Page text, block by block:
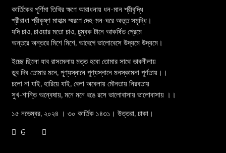
কার্তিকের পূর্ণিমা তিথির ক্ষণে আরাধনায় ধন-মান শ্রীবৃদ্ধি
শ্রীরাধা শ্রীকৃষ্ণ মাহাত্ম স্মরণে দেহ-মন-ঘরে অভূত সমৃদ্ধি।
যদি চাও, চাওয়ার মতো চাও, চুম্বক টানে আকর্ষিত প্রেমে
অন্তরে অন্তরে মিশে মিশে, আবেগে ভালোবেসে উদ্যমে উদ্যমে।
ইচ্ছে ছিলো যাব রাসমেলায় মত্ত হবো তোমার সাথে ভাবলীলায়
ডুব দিব তোমার মনে, পূণ্যস্নানে পূণ্যস্নানে মনস্কামনা পূর্ণতায়।।
চলো না যাই, হারিয়ে যাই, বেলা অবেলায় মৌনতায় নিরবতায়
সুখ-শান্তি অন্বেষায়, মনে মনে রঙে রসে ভালোবাসায় ভালোবাসায় ।।
১৫ নভেম্বর, ২০২৪ । ৩০ কার্তিক ১৪৩১। উত্তরা, ঢাকা।
6